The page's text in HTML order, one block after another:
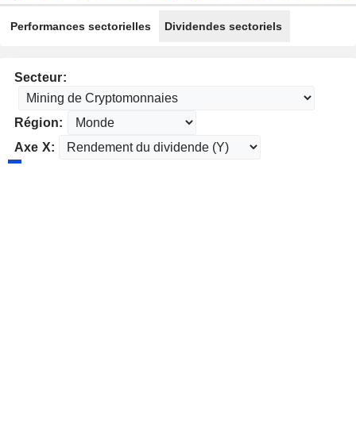
Performances sectorielles Dividendes sectoriels
Secteur:
Région:
Axe X: